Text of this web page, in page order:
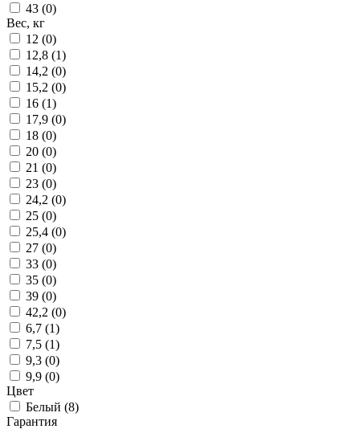
43 (0)
Вес, кг
12 (0)
12,8 (1)
14,2 (0)
15,2 (0)
16 (1)
17,9 (0)
18 (0)
20 (0)
21 (0)
23 (0)
24,2 (0)
25 (0)
25,4 (0)
27 (0)
33 (0)
35 (0)
39 (0)
42,2 (0)
6,7 (1)
7,5 (1)
9,3 (0)
9,9 (0)
Цвет
Белый (8)
Гарантия